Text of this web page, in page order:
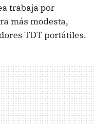
trabaja por
más modesta,
TDTportátiles.